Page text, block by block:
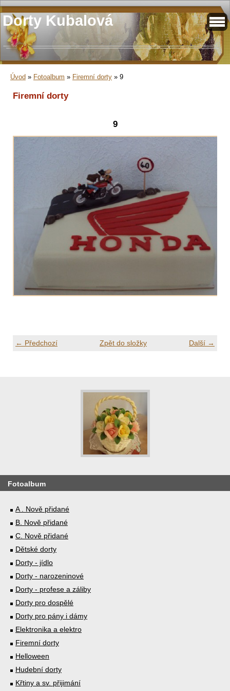
Dorty Kubalová
Úvod » Fotoalbum » Firemní dorty » 9
Firemní dorty
9
← Předchozí Další →
Zpět do složky
Fotoalbum
A . Nově přidané
B. Nově přidané
C. Nově přidané
Dětské dorty
Dorty - jídlo
Dorty - narozeninové
Dorty - profese a záliby
Dorty pro dospělé
Dorty pro pány i dámy
Elektronika a elektro
Firemní dorty
Helloween
Hudební dorty
Křtiny a sv. přijimání